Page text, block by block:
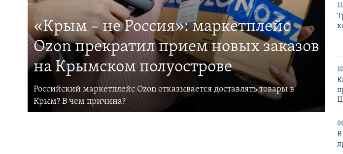
«Крым – не Россия»: маркетплейс
Ozon прекратил прием новых заказов
на Крымском полуострове
Российский маркетплейс Ozon отказывается доставлять товары в
Крым? В чем причина?
В